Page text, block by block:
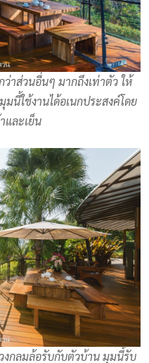
าส่วนอื่นๆ มากถึงเท่าตัว ให้
นี้ใช้งานได้อเนกประสงค์โดย
และเย็น
งกลมล้อรับกับตัวบ้าน มุมนี้รับ